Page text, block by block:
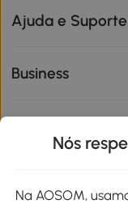
Ajuda e Suporte
Business
Nós
Na AOSOM,